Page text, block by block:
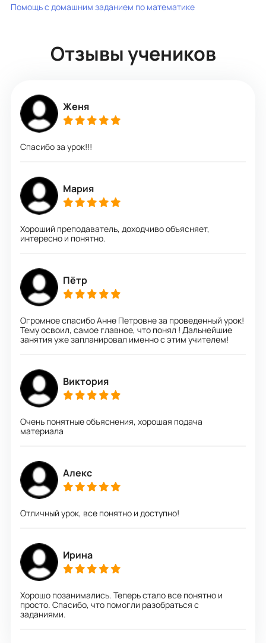
Помощь с домашним заданием по математике
Отзывы учеников
Женя
Спасибо за урок!!!
Мария
Хороший преподаватель, доходчиво объясняет,
интересно и понятно.
Пётр
Огромное спасибо Анне Петровне за проведенный урок!
Тему освоил, самое главное, что понял ! Дальнейшие
занятия уже запланировал именно с этим учителем!
Виктория
Очень понятные объяснения, хорошая подача
материала
Алекс
Отличный урок, все понятно и доступно!
Ирина
Хорошо позанимались. Теперь стало все понятно и
просто. Спасибо, что помогли разобраться с
заданиями.